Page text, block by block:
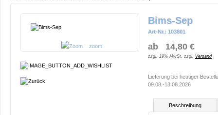
zoom
Bims-Sep
Art-Nr.: 103801
ab 14,80 €
zzgl. 19% MwSt. zzgl. Versand
Lieferung bei heutiger
09.08.-13.08.2026
Beschreibung